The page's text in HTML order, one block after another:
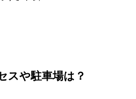
スや駐車場は？